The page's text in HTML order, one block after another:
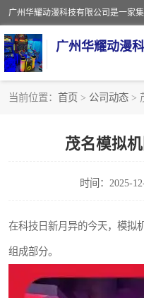
广州华耀动漫
当前位置： 首页 > 公司动态 >
茂名模拟
时间：2025-
在科技日新月异的今天，模拟
组成部分。
游戏厅回收